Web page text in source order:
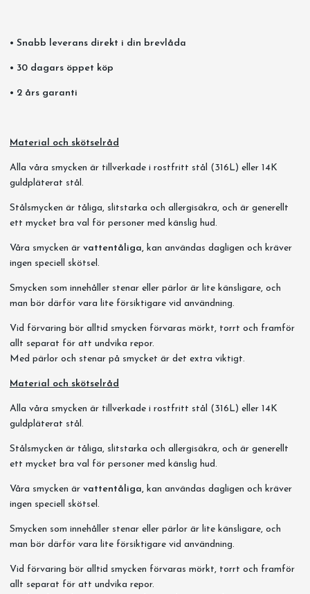
• Snabb leverans direkt i din brevlåda
• 30 dagars öppet köp
• 2 års garanti
Material och skötselråd
Alla våra smycken är tillverkade i rostfritt stål (316L) eller 14K
guldpläterat stål.
Stålsmycken är tåliga, slitstarka och allergisäkra, och är generellt
ett mycket bra val för personer med känslig hud.
Våra smycken är vattentåliga, kan användas dagligen och kräver
ingen speciell skötsel.
Smycken som innehåller stenar eller pärlor är lite känsligare, och
man bör därför vara lite försiktigare vid användning.
Vid förvaring bör alltid smycken förvaras mörkt, torrt och framför
allt separat för att undvika repor.
Med pärlor och stenar på smycket är det extra viktigt.
Material och skötselråd
Alla våra smycken är tillverkade i rostfritt stål (316L) eller 14K
guldpläterat stål.
Stålsmycken är tåliga, slitstarka och allergisäkra, och är generellt
ett mycket bra val för personer med känslig hud.
Våra smycken är vattentåliga, kan användas dagligen och kräver
ingen speciell skötsel.
Smycken som innehåller stenar eller pärlor är lite känsligare, och
man bör därför vara lite försiktigare vid användning.
Vid förvaring bör alltid smycken förvaras mörkt, torrt och framför
allt separat för att undvika repor.